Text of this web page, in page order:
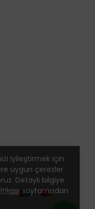
iyileştirmek için
uygun çerezler
Detaylı bilgiye
sayfamızdan